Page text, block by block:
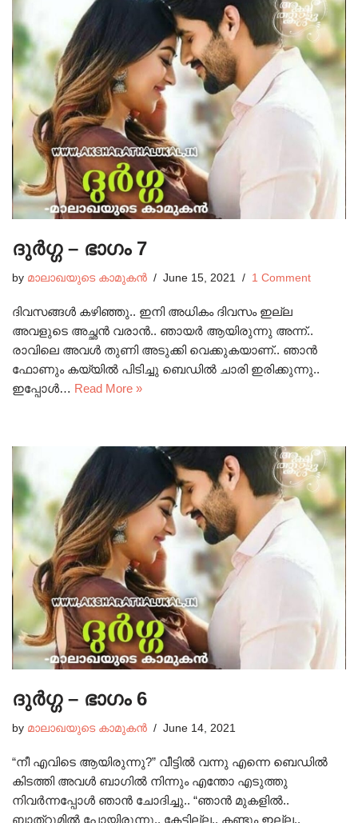
ദുർഗ്ഗ – ഭാഗം 7
by മാലാഖയുടെ കാമുകൻ June 15, 2021 1 Comment
ദിവസങ്ങൾ കഴിഞ്ഞു.. ഇനി അധികം ദിവസം ഇല്ല
അവളുടെ അച്ഛൻ വരാൻ.. ഞായർ ആയിരുന്നു അന്ന്..
രാവിലെ അവൾ തുണി അടുക്കി വെക്കുകയാണ്.. ഞാൻ
ഫോണും കയ്യിൽ പിടിച്ചു ബെഡിൽ ചാരി ഇരിക്കുന്നു..
ഇപ്പോൾ… Read More »
ദുർഗ്ഗ – ഭാഗം 6
by മാലാഖയുടെ കാമുകൻ June 14, 2021
“നീ എവിടെ ആയിരുന്നു?” വീട്ടിൽ വന്നു എന്നെ ബെഡിൽ
കിടത്തി അവൾ ബാഗിൽ നിന്നും എന്തോ എടുത്തു
നിവർന്നപ്പോൾ ഞാൻ ചോദിച്ചു.. “ഞാൻ മുകളിൽ..
ബാത്‌റൂമിൽ പോയിരുന്നു.. കേട്ടില്ല.. കണ്ടും ഇല്ല..